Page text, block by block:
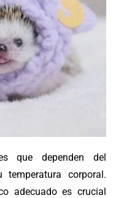
que dependen del
corporal.
adecuado es crucial